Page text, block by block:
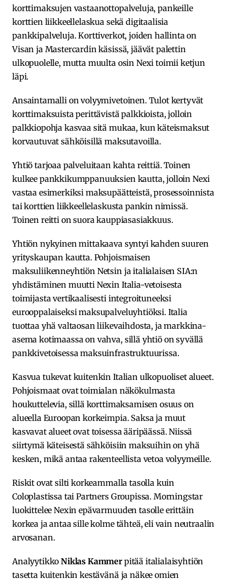
korttimaksujen vastaanottopalveluja, pankeille
korttien liikkeellelaskua sekä digitaalisia
pankkipalveluja. Korttiverkot, joiden hallinta on
Visan ja Mastercardin käsissä, jäävät palettin
ulkopuolelle, mutta muulta osin Nexi toimii ketjun
läpi.
Ansaintamalli on volyymivetoinen. Tulot kertyvät
korttimaksuista perittävistä palkkioista, jolloin
palkkiopohja kasvaa sitä mukaa, kun käteismaksut
korvautuvat sähköisillä maksutavoilla.
Yhtiö tarjoaa palveluitaan kahta reittiä. Toinen
kulkee pankkikumppanuuksien kautta, jolloin Nexi
vastaa esimerkiksi maksupäätteistä, prosessoinnista
tai korttien liikkeellelaskusta pankin nimissä.
Toinen reitti on suora kauppiasasiakkuus.
Yhtiön nykyinen mittakaava syntyi kahden suuren
yrityskaupan kautta. Pohjoismaisen
maksuliikenneyhtiön Netsin ja italialaisen SIA:n
yhdistäminen muutti Nexin Italia-vetoisesta
toimijasta vertikaalisesti integroituneeksi
eurooppalaiseksi maksupalveluyhtiöksi. Italia
tuottaa yhä valtaosan liikevaihdosta, ja markkina-
asema kotimaassa on vahva, sillä yhtiö on syvällä
pankkivetoisessa maksuinfrastruktuurissa.
Kasvua tukevat kuitenkin Italian ulkopuoliset alueet.
Pohjoismaat ovat toimialan näkökulmasta
houkuttelevia, sillä korttimaksamisen osuus on
alueella Euroopan korkeimpia. Saksa ja muut
kasvavat alueet ovat toisessa ääripäässä. Niissä
siirtymä käteisestä sähköisiin maksuihin on yhä
kesken, mikä antaa rakenteellista vetoa volyymeille.
Riskit ovat silti korkeammalla tasolla kuin
Coloplastissa tai Partners Groupissa. Morningstar
luokittelee Nexin epävarmuuden tasolle erittäin
korkea ja antaa sille kolme tähteä, eli vain neutraalin
arvosanan.
AnalyytikkoNiklas Kammerpitää italialaisyhtiön
tasetta kuitenkin kestävänä ja näkee omien